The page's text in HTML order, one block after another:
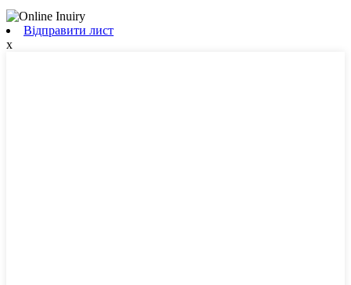
Відправити лист
x